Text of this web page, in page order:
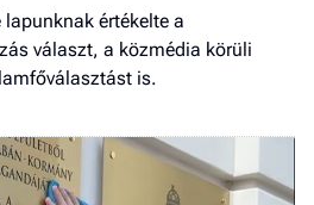
értékelte a
választ, a közmédia körüli
is.